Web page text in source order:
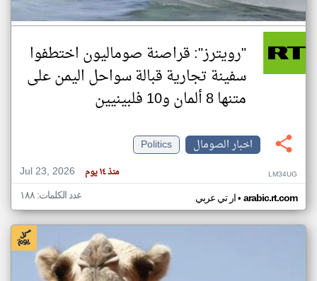
"رويترز": قراصنة صوماليون اختطفوا
سفينة تجارية قبالة سواحل اليمن على
متنها 8 ألمان و10 فلبينيين
اخبار الصومال
Politics
Jul 23, 2026
منذ ١٤ يوم LM34UG
ار تي عربي• arabic.rt.com عدد الكلمات: ١٨٨